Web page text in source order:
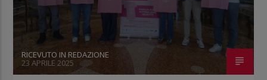
RICEVUTO IN REDAZIONE
23 APRILE 2025